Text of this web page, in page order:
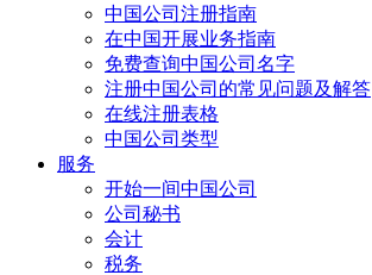
中国公司注册指南
在中国开展业务指南
免费查询中国公司名字
注册中国公司的常见问题及解答
在线注册表格
中国公司类型
服务
开始一间中国公司
公司秘书
会计
税务